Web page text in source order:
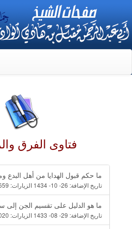
فتاوى الفرق
ما حكم قبول الهدايا من أهل البدع
تاريخ الإضافة: 26- 10- 1434 الزيارات:
ما هو الدليل على تقسيم الجن إلى
تاريخ الإضافة: 29- 08- 1433 الزيارات: